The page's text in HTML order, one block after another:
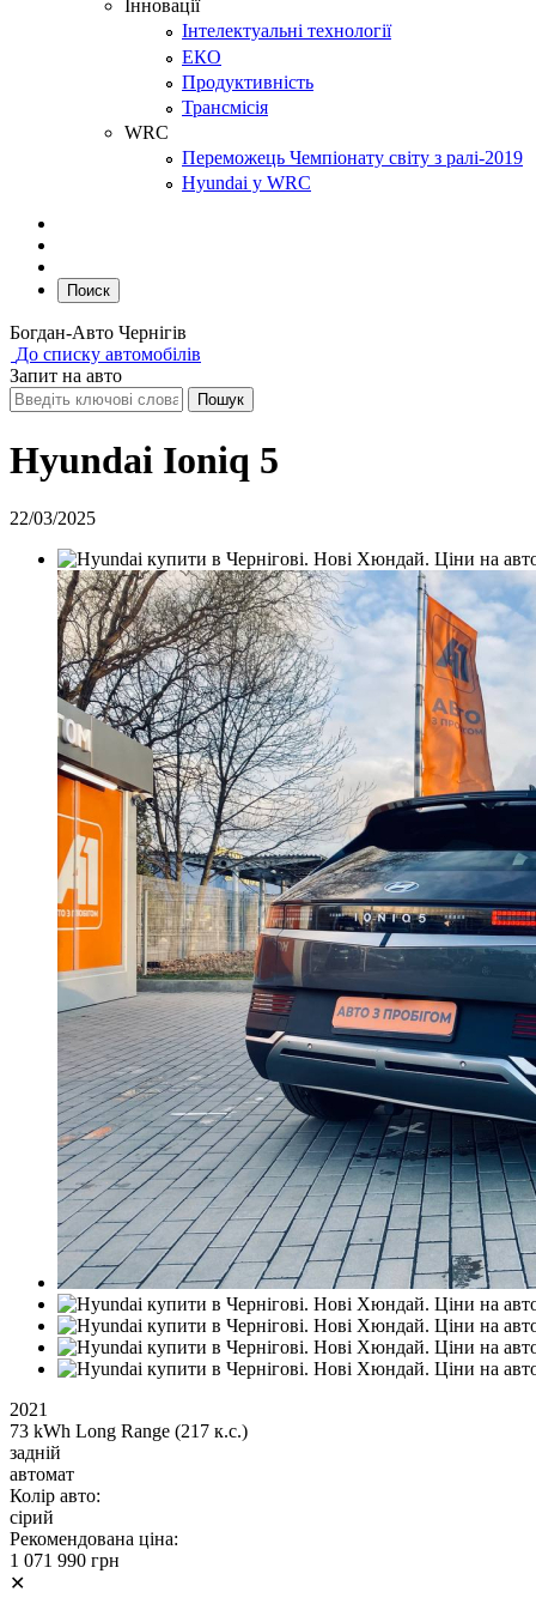
Інновації
Інтелектуальні технології
ЕКО
Продуктивність
Трансмісія
WRC
Переможець Чемпіонату світу з ралі-2019
Hyundai у WRC
Поиск
Богдан-Авто Чернігів
До списку автомобілів
Запит на авто
Hyundai Ioniq 5
22/03/2025
2021
73 kWh Long Range (217 к.с.)
задній
автомат
Колір авто:
сірий
Рекомендована ціна:
1 071 990 грн
✕